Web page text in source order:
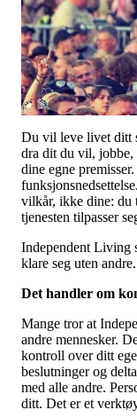
Bli medlem
Bli assistent
Kampsaker
Arrangementer
Independent Living-
Skansgård-forelesningen
Medlemsrådet
Selvsagt
Bente Skansgårds
Om oss
Nyheter
Tall og fakta
Om Uloba
Kontakt Uloba
Supportsenter
Du vil leve livet ditt
dra dit du vil, jobbe,
dine egne
vilkår, ikke dine: du
tjenesten tilpasser
Independent Living
klare seg uten
Det handler om
Mange tror at
andre mennesker.
kontroll over ditt
beslutninger og
med alle andre.
ditt. Det er et